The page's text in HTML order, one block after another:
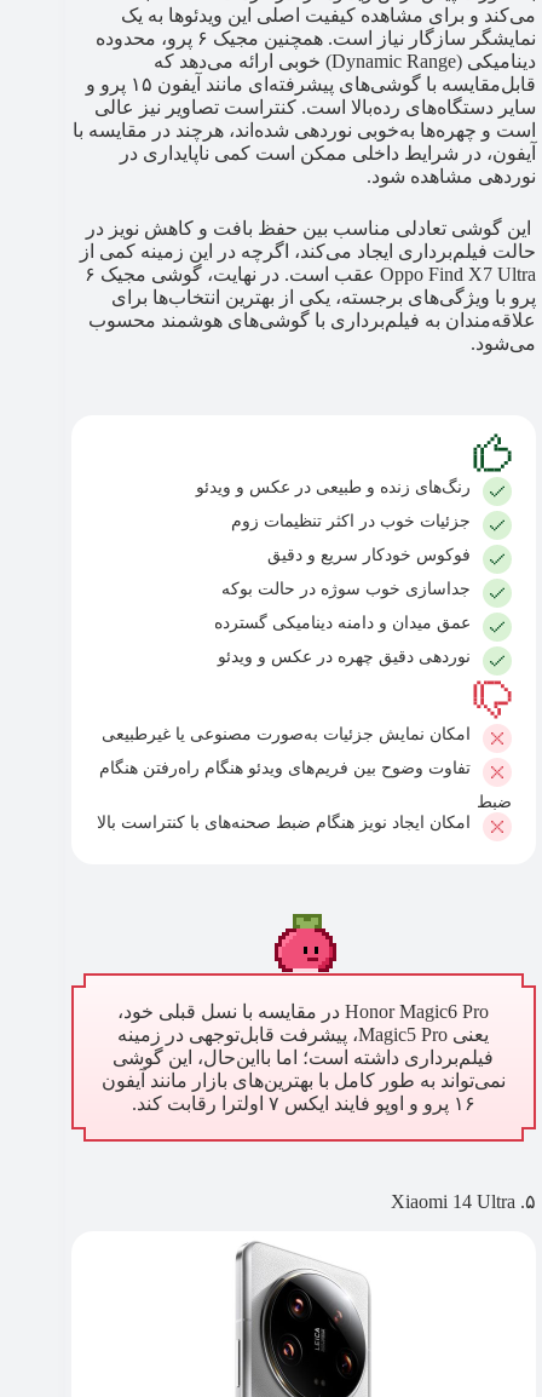
می‌کند و برای مشاهده کیفیت اصلی این ویدئوها به یک
نمایشگر سازگار نیاز است. همچنین مجیک ۶ پرو، محدوده
دینامیکی (Dynamic Range) خوبی ارائه می‌دهد که
قابل‌مقایسه با گوشی‌های پیشرفته‌ای مانند آیفون ۱۵ پرو و
سایر دستگاه‌های رده‌بالا است. کنتراست تصاویر نیز عالی
است و چهره‌ها به‌خوبی نوردهی شده‌اند، هرچند در مقایسه با
آیفون، در شرایط داخلی ممکن است کمی ناپایداری در
نوردهی مشاهده شود.
این گوشی تعادلی مناسب بین حفظ بافت و کاهش نویز در
حالت فیلم‌برداری ایجاد می‌کند، اگرچه در این زمینه کمی از
Oppo Find X7 Ultra عقب است. در نهایت، گوشی مجیک ۶
پرو با ویژگی‌های برجسته، یکی از بهترین انتخاب‌ها برای
علاقه‌مندان به فیلم‌برداری با گوشی‌های هوشمند محسوب
می‌شود.
رنگ‌های زنده و طبیعی در عکس و ویدئو
جزئیات خوب در اکثر تنظیمات زوم
فوکوس خودکار سریع و دقیق
جداسازی خوب سوژه در حالت بوکه
عمق میدان و دامنه دینامیکی گسترده
نوردهی دقیق چهره در عکس و ویدئو
امکان نمایش جزئیات به‌صورت مصنوعی یا غیرطبیعی
تفاوت وضوح بین فریم‌های ویدئو هنگام راه‌رفتن هنگام
ضبط
امکان ایجاد نویز هنگام ضبط صحنه‌های با کنتراست بالا
Honor Magic6 Pro در مقایسه با نسل قبلی خود،
یعنی Magic5 Pro، پیشرفت قابل‌توجهی در زمینه
فیلم‌برداری داشته است؛ اما بااین‌حال، این گوشی
نمی‌تواند به طور کامل با بهترین‌های بازار مانند آیفون
۱۶ پرو و اوپو فایند ایکس ۷ اولترا رقابت کند.
۵. Xiaomi 14 Ultra